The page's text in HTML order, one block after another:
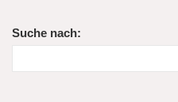
Suche nach: